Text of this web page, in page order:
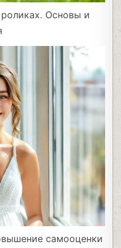
роликах. Основы и
самооценки